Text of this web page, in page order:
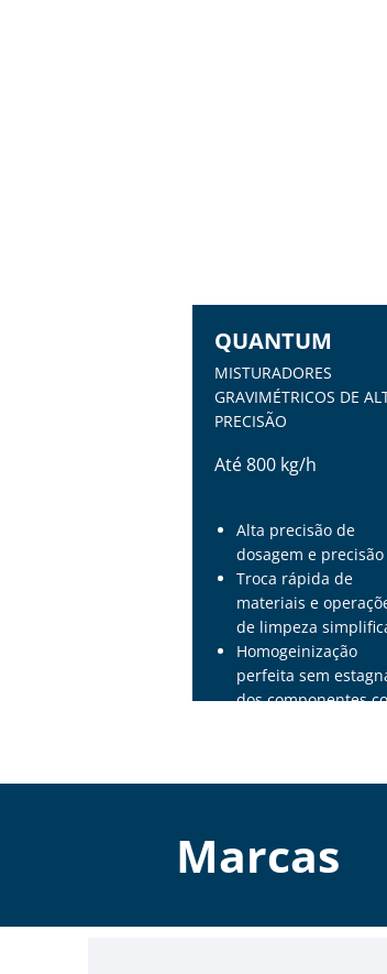
QUANTUM
MISTURADORES
GRAVIMÉTRICOS DE
PRECISÃO
Até 800 kg/h
Alta precisão de
dosagem e precisão
Troca rápida de
materiais e
de limpeza
Homogeinização
perfeita sem
dos componentes
Marcas